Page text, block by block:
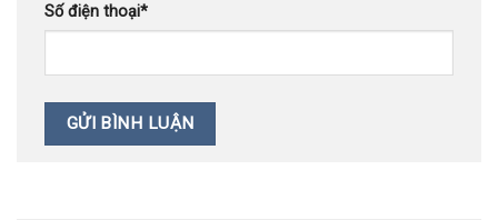
Số điện thoại*